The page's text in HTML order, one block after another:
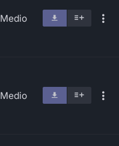
Medio
Medio